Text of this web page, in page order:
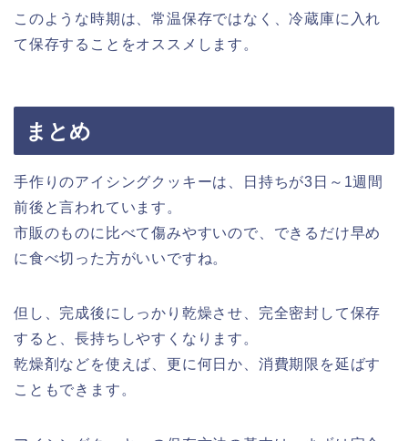
このような時期は、常温保存ではなく、冷蔵庫に入れ
て保存することをオススメします。
まとめ
手作りのアイシングクッキーは、日持ちが3日～1週間
前後と言われています。
市販のものに比べて傷みやすいので、できるだけ早め
に食べ切った方がいいですね。
但し、完成後にしっかり乾燥させ、完全密封して保存
すると、長持ちしやすくなります。
乾燥剤などを使えば、更に何日か、消費期限を延ばす
こともできます。